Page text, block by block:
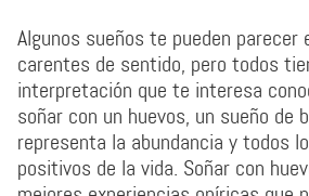
Algunos sueños te pueden parecer
carentes de sentido, pero todos
interpretación que te interesa
soñar con un huevos, un sueño de
representa la abundancia y todos
positivos de la vida. Soñar con